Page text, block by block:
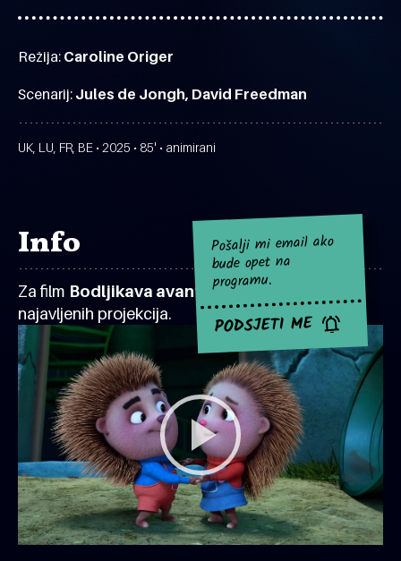
Režija: Caroline Origer
Scenarij: Jules de Jongh, David Freedman
UK, LU, FR, BE • 2025 • 85' • animirani
Info
Za film Bodljikava avanturaza sad nema
najavljenih projekcija.
Pošalji mi email ako
bude opet na
programu.
PODSJETI ME